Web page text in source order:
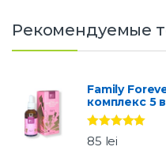
Рекомендуемые
Family Forever Сыворотка акне-киллер
комплекс 5
Оценка
из 5
85 lei